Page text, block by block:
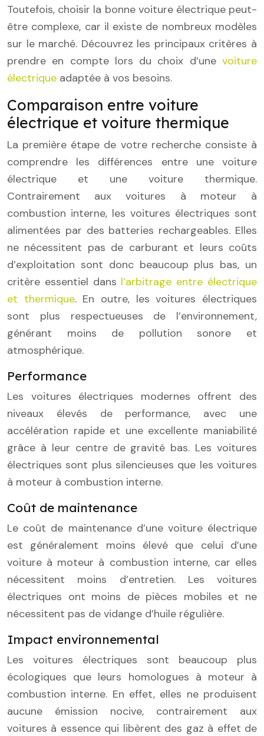
Toutefois, choisir la bonne voiture électrique peut-
être complexe, car il existe de nombreux modèles
sur le marché. Découvrez les principaux critères à
prendre en compte lors du choix d’une voiture
électrique adaptée à vos besoins.
Comparaison entre voiture
électrique et voiture thermique
La première étape de votre recherche consiste à
comprendre les différences entre une voiture
électrique et une voiture thermique.
Contrairement aux voitures à moteur à
combustion interne, les voitures électriques sont
alimentées par des batteries rechargeables. Elles
ne nécessitent pas de carburant et leurs coûts
d’exploitation sont donc beaucoup plus bas, un
critère essentiel dans l’arbitrage entre électrique
et thermique. En outre, les voitures électriques
sont plus respectueuses de l’environnement,
générant moins de pollution sonore et
atmosphérique.
Performance
Les voitures électriques modernes offrent des
niveaux élevés de performance, avec une
accélération rapide et une excellente maniabilité
grâce à leur centre de gravité bas. Les voitures
électriques sont plus silencieuses que les voitures
à moteur à combustion interne.
Coût de maintenance
Le coût de maintenance d’une voiture électrique
est généralement moins élevé que celui d’une
voiture à moteur à combustion interne, car elles
nécessitent moins d’entretien. Les voitures
électriques ont moins de pièces mobiles et ne
nécessitent pas de vidange d’huile régulière.
Impact environnemental
Les voitures électriques sont beaucoup plus
écologiques que leurs homologues à moteur à
combustion interne. En effet, elles ne produisent
aucune émission nocive, contrairement aux
voitures à essence qui libèrent des gaz à effet de